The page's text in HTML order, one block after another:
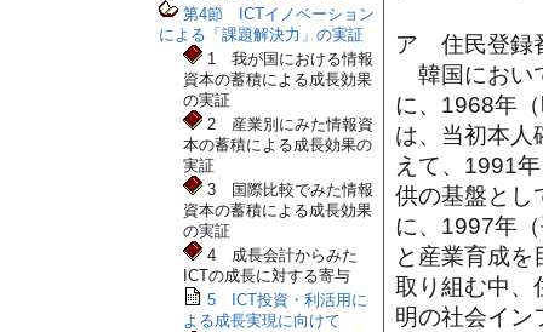
ア 住民登録
韓国におい
に、1968年
は、当初本人
えて、1991
供の基盤とし
に、1997年
と産業育成
取り組む中、
明の社会イン
第4節 ICTイノベーション
による「課題解決力」の実証
1 我が国における情報
資本の蓄積による成長効果
の実証
2 産業別にみた情報資
本の蓄積による成長効果の
実証
3 国際比較でみた情報
資本の蓄積による成長効果
の実証
4 成長会計からみた
ICTの成長に対する寄与
5 ICT投資・利活用に
よる成長実現に向けて